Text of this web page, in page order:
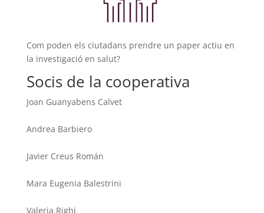
Com poden els ciutadans prendre un paper actiu en
la investigació en salut?
Socis de la cooperativa
Joan Guanyabens Calvet
Andrea Barbiero
Javier Creus Román
Mara Eugenia Balestrini
Valeria Righi